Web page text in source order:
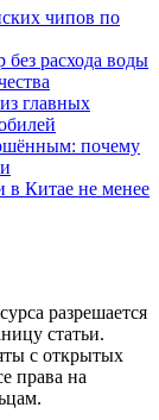
чипов по
без расхода воды
главных
почему
в Китае не менее
разрешается
статьи.
с открытых
права на